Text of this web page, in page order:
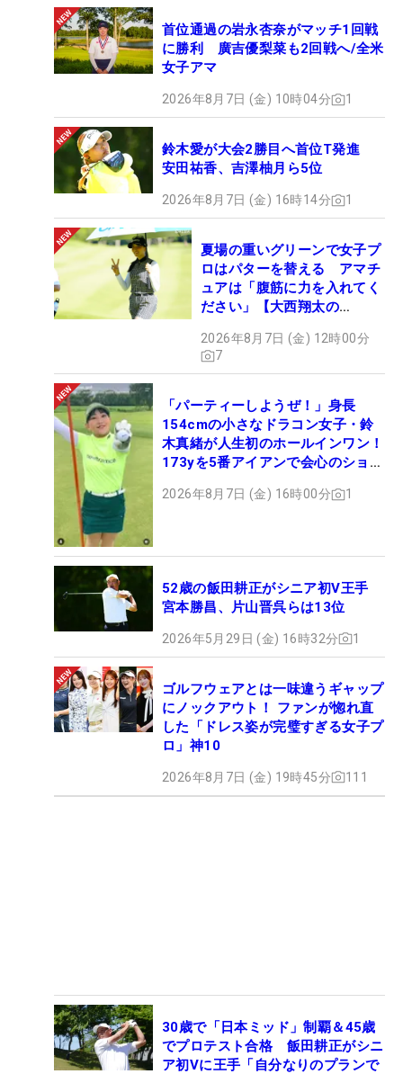
首位通過の岩永杏奈がマッチ1回戦
に勝利 廣吉優梨菜も2回戦へ/全米
女子アマ
2026年8月7日 (金) 10時04分 1
鈴木愛が大会2勝目へ首位T発進
安田祐香、吉澤柚月ら5位
2026年8月7日 (金) 16時14分 1
夏場の重いグリーンで女子プ
ロはパターを替える アマチ
ュアは「腹筋に力を入れてく
ださい」【大西翔太の
2026年8月7日 (金) 12時00分
7
「パーティーしようぜ！」身長
154cmの小さなドラコン女子・鈴
木真緒が人生初のホールインワン！
173yを5番アイアンで会心のショッ
2026年8月7日 (金) 16時00分 1
52歳の飯田耕正がシニア初V王手
宮本勝昌、片山晋呉らは13位
2026年5月29日 (金) 16時32分 1
ゴルフウェアとは一味違うギャップ
にノックアウト！ ファンが惚れ直
した「ドレス姿が完璧すぎる女子プ
ロ」神10
2026年8月7日 (金) 19時45分 111
30歳で「日本ミッド」制覇＆45歳
でプロテスト合格 飯田耕正がシニ
ア初Vに王手「自分なりのプランで